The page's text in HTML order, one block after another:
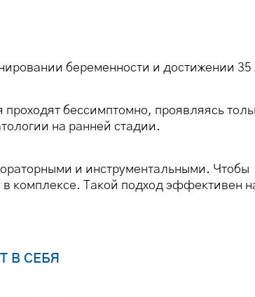
беременности и достижении 35
бессимптомно, проявляясь
на ранней стадии.
и инструментальными. Чтобы
в комплексе. Такой подход эффективен
В СЕБЯ